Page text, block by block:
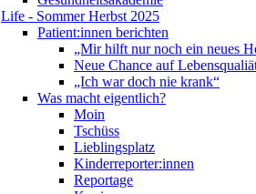
Life - Sommer Herbst 2025
Patient:innen berichten
„Mir hilft nur noch ein neues
Neue Chance auf
„Ich war doch nie krank“
Was macht eigentlich?
Moin
Tschüss
Lieblingsplatz
Kinderreporter:innen
Reportage